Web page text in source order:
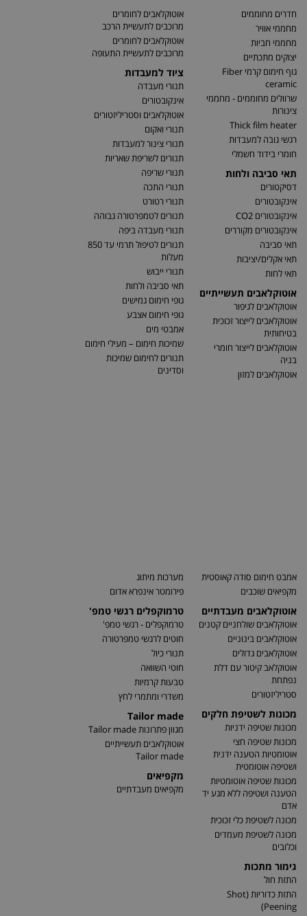
חדרים מחוממים
מחממי אוויר
מחממי חביות
יצוקים מתכתיים
גוף חימום קרמי Fiber
ceramic
שרוולים מחוממים - מחממי
צינורות
Thick film heater
רגשי גובה למעבדות
חומרי בידוד חשמלי
תאי סביבה ולחות
דסיקטורים
אינקובטורים
אינקובטורים CO2
אינקובטורים מקוררים
תאי סביבה
תאי אקלים/יציבות
תאי לחות
אוטוקלאבים תעשייתיים
אוטוקלאבים לגיפור
אוטוקלאבים לייצור זכוכית
בטיחותית
אוטוקלאבים לייצור חומרי
בניה
אוטוקלאבים למזון
אוטוקלאבים לחומרים
מרוכבים לתעשיית הרכב
אוטוקלאבים לחומרים
מרוכבים לתעשיית התעופה
ציוד למעבדות
תנורי מעבדה
אינקובטורים
אוטוקלאבים וסטריליזטורים
תנורי ואקום
תנורי צינור למעבדות
תנורים לשריפת שאריות
תנורי שריפה
תנורי התכה
תנורי רטורט
תנורים לטמפרטורה גבוהה
תנורי מעבדה ביפה
תנורים לטיפול תרמי עד 850
מעלות
תנורי ייבוש
תאי סביבה ולחות
גופי חימום גמישים
גופי חימום אצבע
אמבטי מים
שמיכות חימום – מעילי חימום
תנורים לחימום שמיכות
וסדינים
אמבט חימום סודה קאוסטית
מקפיאים שוכבים
אוטוקלאבים מעבדתיים
אוטוקלאבים שולחניים קטנים
אוטוקלאבים בינוניים
אוטוקלאבים גדולים
אוטוקלאב קיטור עם דלת
נפתחת
סטריליזטורים
מכונות לשטיפת חלקים
מכונות שטיפה ידניות
מכונות שטיפה חצי
אוטומטיות הטענה ידנית
ושטיפה אוטומטית
מכונות שטיפה אוטומטיות
הטענה ושטיפה ללא מגע יד
אדם
מכונה לשטיפת כלי זכוכית
מכונה לשטיפת מעמדים
וכלובים
גימור מתכות
התזת חול
התזת כדוריות (Shot
Peening)
מערכות מיתוג
פירומטר אינפרא אדום
טרמוקפלים רגשי טמפ'
טרמוקפלים - רגשי טמפ'
חוטים לרגשי טמפרטורה
תנורי כיול
חוטי השוואה
טבעות קרמיות
משדרי ומתמרי לחץ
Tailor made
מגוון פתרונות Tailor made
אוטוקלאבים תעשייתיים
Tailor made
מקפיאים
מקפיאים מעבדתיים